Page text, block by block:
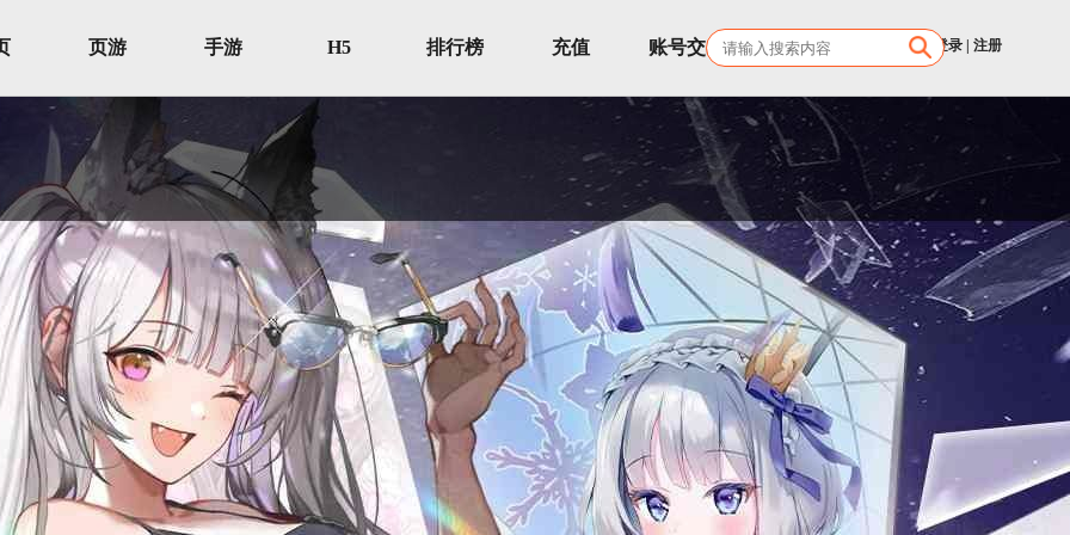
页游 手游 H5 排行榜 充值 账号交易 客服 登录 注册